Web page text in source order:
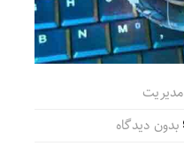
مدیریت
بدون دیدگاه